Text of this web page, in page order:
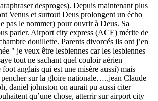
desproges). Depuis maintenant plus
Venus et surtout Deus prolongent un écho
pas le nommer) pour ouvrir à Deus. Sa
parler. Airport city express (ACE) mérite de
douillette. Parents divorcés ils ont j’en
" je veux être lesbiennes car les lesbiennes
tout ne sachant quel couloir aérien
anglais qui est une misère aussi) mais
sur la gloire nationale…..jean Claude
daniel johnston on aurait pu aussi citer
qu’une chose, atterrir sur airport city